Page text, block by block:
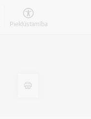
Piekļūstamība